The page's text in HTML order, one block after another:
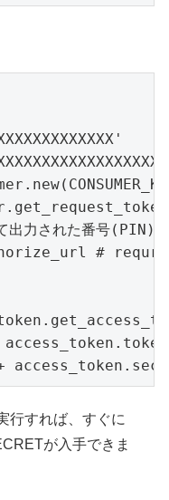
力された番号(PIN)
# requrest
+
行すれば、すぐに
が入手できま